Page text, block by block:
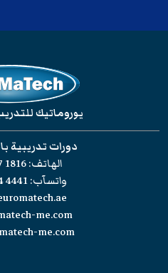
يوروماتيك
دورات تدريبية
الهاتف:1816
واتسآب:4441
me.com
me.com